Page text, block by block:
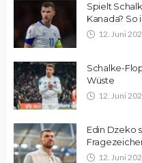
Spielt
Kanada? So
12. Juni
Schalke-
Wüste
12. Juni
Edin Dzeko
12. Juni